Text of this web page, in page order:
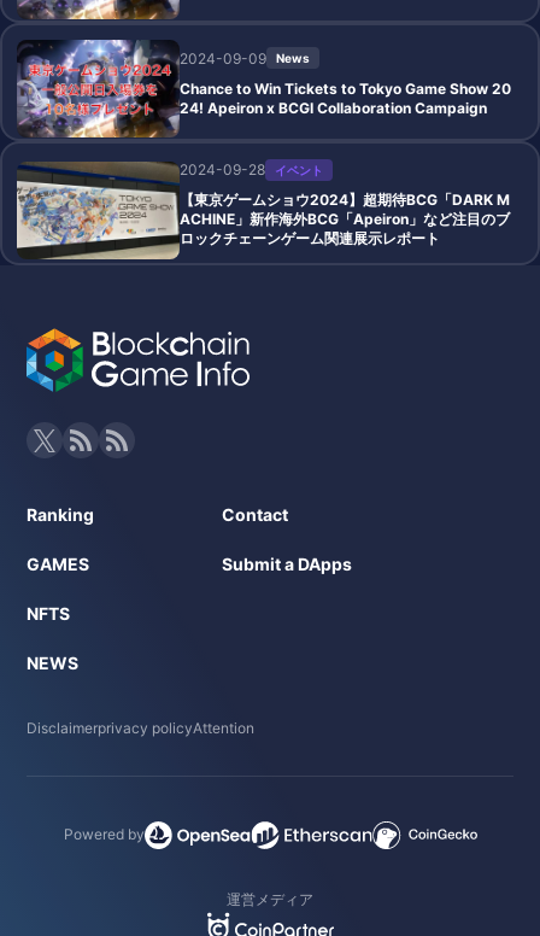
2024-09-09 News
Chance to Win Tickets to Tokyo Game Show 20
24! Apeiron x BCGI Collaboration Campaign
2024-09-28 イベント
【東京ゲームショウ2024】超期待BCG「DARK M
ACHINE」新作海外BCG「Apeiron」など注目のブ
ロックチェーンゲーム関連展示レポート
Ranking
GAMES
NFTS
NEWS
Contact
Submit a DApps
Disclaimerprivacy policyAttention
Powered by
運営メディア